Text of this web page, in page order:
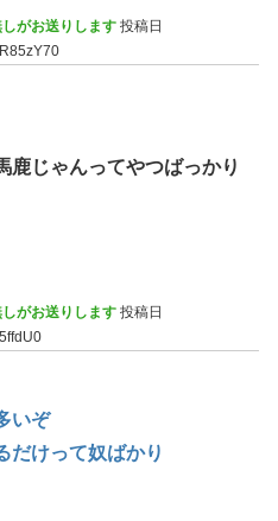
がお送りします 投稿日
鹿じゃんってやつばっかり
がお送りします 投稿日
いぞ
だけって奴ばかり